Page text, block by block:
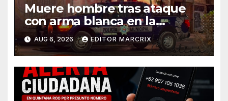
Muere hombre tras ataque
con arma blanca en la
Supermanzana 89 de Cancún
AUG 6, 2026 EDITOR MARCRIX